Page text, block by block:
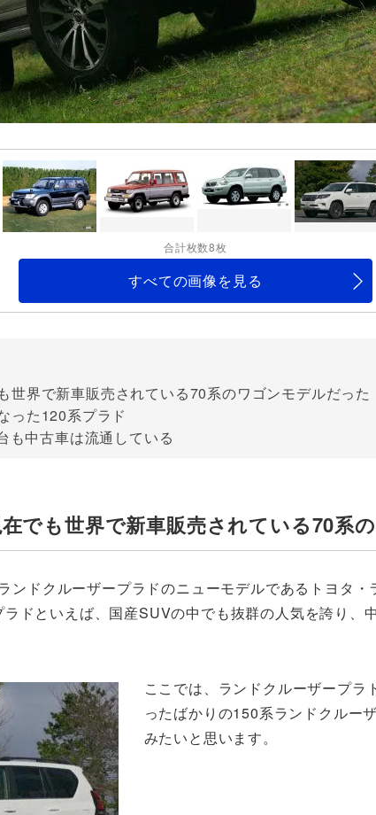
合計枚数8枚
すべての画像を見る
世界で新車販売されている70系のワゴンモデルだった
った120系プラド
も中古車は流通している
でも世界で新車販売されている70系
ンドクルーザープラドのニューモデルであるトヨタ
ドといえば、国産SUVの中でも抜群の人気を誇り、
ここでは、ランドクルーザープ
ったばかりの150系ランドクルー
みたいと思います。